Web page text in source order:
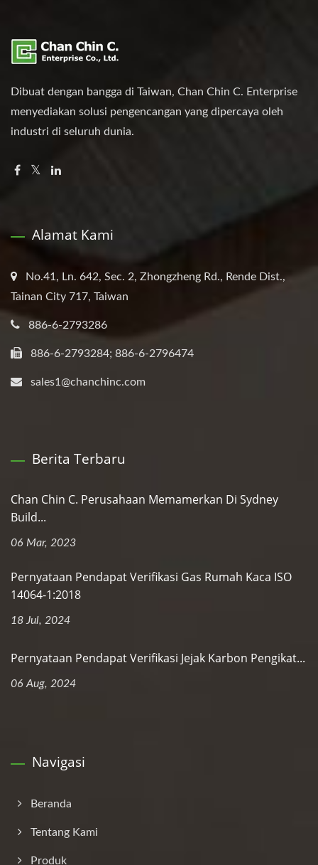
Dibuat dengan bangga di Taiwan, Chan Chin C. Enterprise
menyediakan solusi pengencangan yang dipercaya oleh
industri di seluruh dunia.
Alamat Kami
No.41, Ln. 642, Sec. 2, Zhongzheng Rd., Rende Dist.,
Tainan City 717, Taiwan
886-6-2793286
886-6-2793284; 886-6-2796474
sales1@chanchinc.com
Berita Terbaru
Chan Chin C. Perusahaan Memamerkan Di Sydney
Build...
06 Mar, 2023
Pernyataan Pendapat Verifikasi Gas Rumah Kaca ISO
14064-1:2018
18 Jul, 2024
Pernyataan Pendapat Verifikasi Jejak Karbon Pengikat...
06 Aug, 2024
Navigasi
Beranda
Tentang Kami
Produk